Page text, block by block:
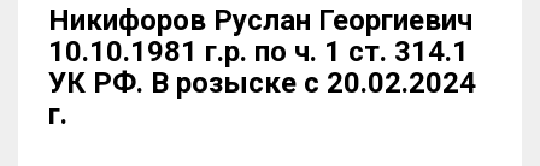
Никифоров Руслан Георгиевич
10.10.1981 г.р. по ч. 1 ст. 314.1
УК РФ. В розыске с 20.02.2024
г.